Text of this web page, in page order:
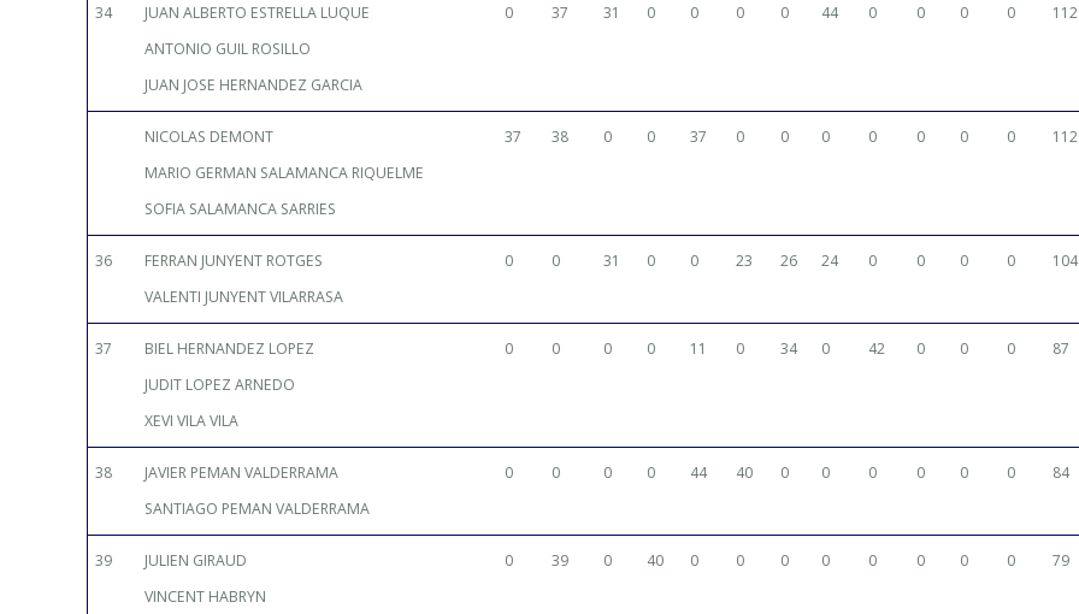
34
JUAN ALBERTO ESTRELLA LUQUE
ANTONIO GUIL ROSILLO
JUAN JOSE HERNANDEZ GARCIA
0 37 31 0 0 0 0 44 0 0 0 0 112
NICOLAS DEMONT
MARIO GERMAN SALAMANCA RIQUELME
SOFIA SALAMANCA SARRIES
37 38 0 0 37 0 0 0 0 0 0 0 112
36
FERRAN JUNYENT ROTGES
VALENTI JUNYENT VILARRASA
0 0 31 0 0 23 26 24 0 0 0 0 104
37
BIEL HERNANDEZ LOPEZ
JUDIT LOPEZ ARNEDO
XEVI VILA VILA
0 0 0 0 11 0 34 0 42 0 0 0 87
38
JAVIER PEMAN VALDERRAMA
SANTIAGO PEMAN VALDERRAMA
0 0 0 0 44 40 0 0 0 0 0 0 84
39
JULIEN GIRAUD
VINCENT HABRYN
0 39 0 40 0 0 0 0 0 0 0 0 79